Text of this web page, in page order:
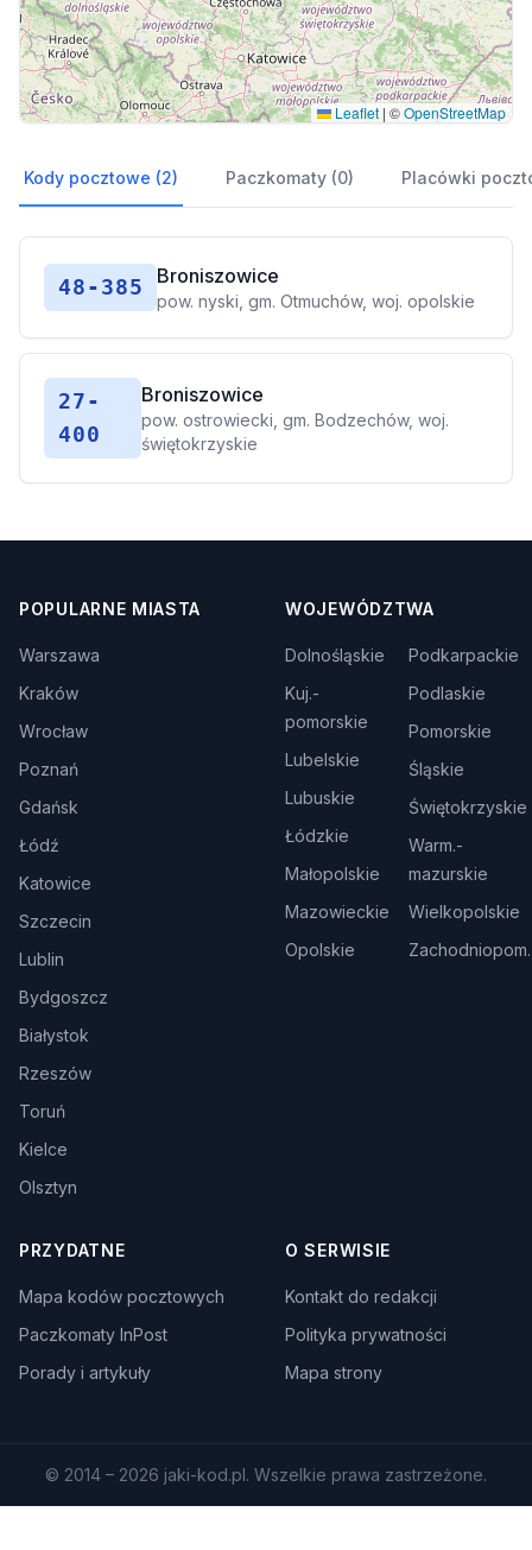
Leaflet | ©OpenStreetMap
Kody pocztowe (2) Paczkomaty (0) Placówki
48-385 Broniszowice
pow. nyski, gm. Otmuchów, woj. opolskie
27-
400
Broniszowice
pow. ostrowiecki, gm. Bodzechów, woj.
świętokrzyskie
POPULARNE MIASTA
Warszawa
Kraków
Wrocław
Poznań
Gdańsk
Łódź
Katowice
Szczecin
Lublin
Bydgoszcz
Białystok
Rzeszów
Toruń
Kielce
Olsztyn
WOJEWÓDZTWA
Dolnośląskie
Kuj.-
pomorskie
Lubelskie
Lubuskie
Łódzkie
Małopolskie
Mazowieckie
Opolskie
Podkarpackie
Podlaskie
Pomorskie
Śląskie
Świętokrzyskie
Warm.-
mazurskie
Wielkopolskie
Zachodniopom.
PRZYDATNE
Mapa kodów pocztowych
Paczkomaty InPost
Porady i artykuły
O SERWISIE
Kontakt do redakcji
Polityka prywatności
Mapa strony
© 2014 – 2026 jaki-kod.pl. Wszelkie prawa zastrzeżone.